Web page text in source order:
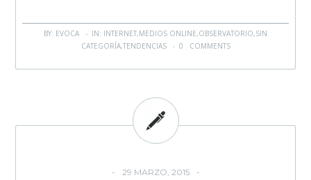
BY: EVOCA - IN: INTERNET,MEDIOS ONLINE,OBSERVATORIO,SIN
CATEGORÍA,TENDENCIAS- 0 COMMENTS
29 MARZO, 2015